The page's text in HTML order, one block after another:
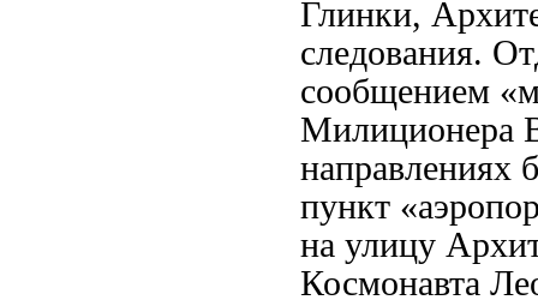
Глинки,
следования.
сообщением
Милиционера
направлениях
пункт
на улицу
Космонавта